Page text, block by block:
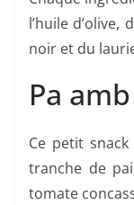
l’huile
noir et du
Pa
Ce petit
tranche de
tomate